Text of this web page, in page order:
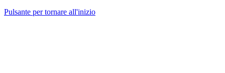
Pulsante per tornare all'inizio